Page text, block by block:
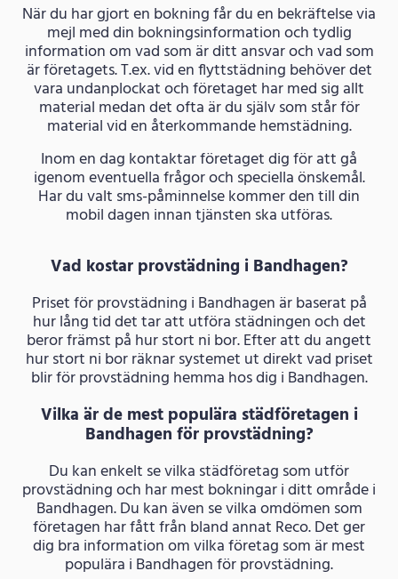
När du har gjort en bokning får du en bekräftelse via
mejl med din bokningsinformation och tydlig
information om vad som är ditt ansvar och vad som
är företagets. T.ex. vid en flyttstädning behöver det
vara undanplockat och företaget har med sig allt
material medan det ofta är du själv som står för
material vid en återkommande hemstädning.
Inom en dag kontaktar företaget dig för att gå
igenom eventuella frågor och speciella önskemål.
Har du valt sms-påminnelse kommer den till din
mobil dagen innan tjänsten ska utföras.
Vad kostar provstädning i Bandhagen?
Priset för provstädning i Bandhagen är baserat på
hur lång tid det tar att utföra städningen och det
beror främst på hur stort ni bor. Efter att du angett
hur stort ni bor räknar systemet ut direkt vad priset
blir för provstädning hemma hos dig i Bandhagen.
Vilka är de mest populära städföretagen i
Bandhagen för provstädning?
Du kan enkelt se vilka städföretag som utför
provstädning och har mest bokningar i ditt område i
Bandhagen. Du kan även se vilka omdömen som
företagen har fått från bland annat Reco. Det ger
dig bra information om vilka företag som är mest
populära i Bandhagen för provstädning.